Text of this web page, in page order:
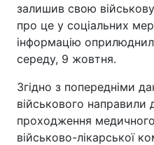
залишив свою
про це у соціальних
інформацію
середу, 9 жовтня.
Згідно з попередніми
військового направили
проходження
військово-лікарської